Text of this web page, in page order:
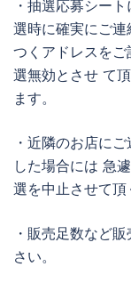
・抽選応募シー
選時に確実にご連
つくアドレスを
選無効とさせ て
ます。
・近隣のお店に
した場合には 急
選を中止させて頂
・販売足数など
さい。